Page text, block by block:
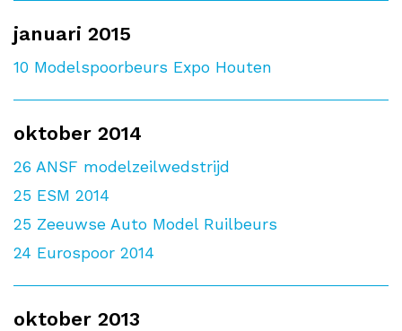
januari 2015
10 Modelspoorbeurs Expo Houten
oktober 2014
26 ANSF modelzeilwedstrijd
25 ESM 2014
25 Zeeuwse Auto Model Ruilbeurs
24 Eurospoor 2014
oktober 2013